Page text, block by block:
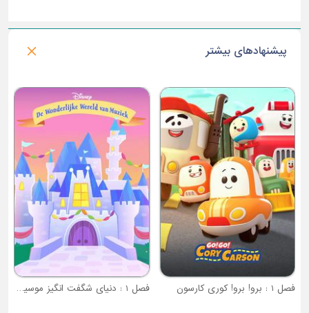
پیشنهادهای بیشتر
فصل 1 : دنیای شگفت انگیز موسیقی دیزنی جونیور
فصل 4 : برو هاپو برو!